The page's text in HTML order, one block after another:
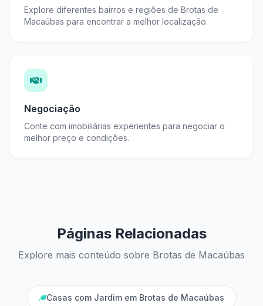
Explore diferentes bairros e regiões de Brotas de
Macaúbas para encontrar a melhor localização.
Negociação
Conte com imobiliárias experientes para negociar o
melhor preço e condições.
Páginas Relacionadas
Explore mais conteúdo sobre Brotas de Macaúbas
Casas com Jardim em Brotas de Macaúbas